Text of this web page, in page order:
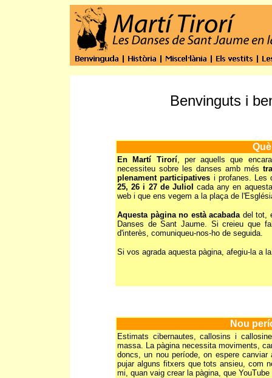
Benvinguts i
En Martí Tirorí, per aquells que
necessiteu sobre les danses amb més
plenament participatives i profanes. Les
25, 26 i 27 de Juliol cada any en
web i que ens vegem a la plaça de
Aquesta pàgina no està acabadadel tot,
Danses de Sant Jaume. Si creieu que
d'interès, comuniqueu-nos-ho de seguida.
Si vos agrada aquesta pàgina, afegiu-la a
Nou
Estimats cibernautes, callosins i
massa. La pàgina necessita moviments,
doncs, un nou període, on espere
pujar alguns fitxers que tots ansieu, com
mi, quan vaig crear la pàgina, que